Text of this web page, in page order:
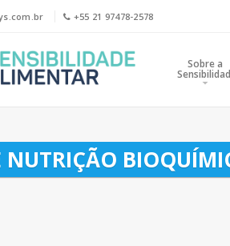
+55 21 97478-2578
Sobre a
NUTRIÇÃO